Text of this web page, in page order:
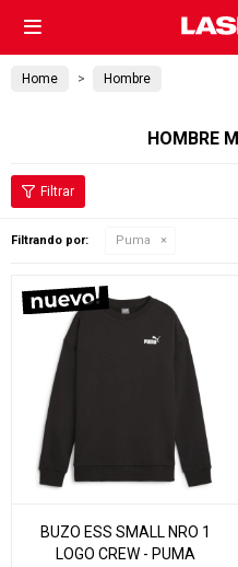

Home Hombre
HOMBRE
Filtrando por: Puma
BUZO ESS SMALL NRO 1
LOGO CREW - PUMA